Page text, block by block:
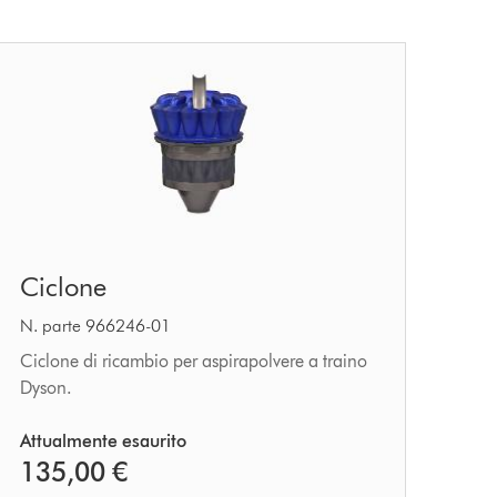
Ciclone
N. parte 966246-01
Ciclone di ricambio per aspirapolvere a traino
Dyson.
Attualmente esaurito
135,00 €